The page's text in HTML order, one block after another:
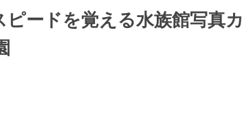
ードを覚える水族館写真カ